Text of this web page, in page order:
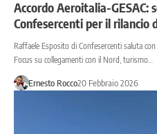
Accordo Aeroitalia-GESAC:
Confesercenti per il rilancio
Raffaele Esposito di Confesercenti saluta
Focus su collegamenti con il Nord, turismo…
Ernesto Rocco20 Febbraio 2026